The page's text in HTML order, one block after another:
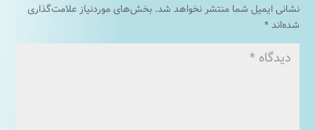
نشانی ایمیل شما منتشر نخواهد شد. بخش‌های موردنیاز علامت‌گذاری
شده‌اند*